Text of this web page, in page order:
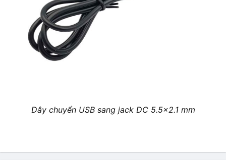
Dây chuyển USB sang jack DC 5.5×2.1 mm